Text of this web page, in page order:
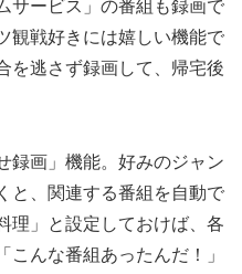
サービス」の番組も録画で
観戦好きには嬉しい機能で
を逃さず録画して、帰宅後
録画」機能。好みのジャン
と、関連する番組を自動で
理」と設定しておけば、各
こんな番組あったんだ！」